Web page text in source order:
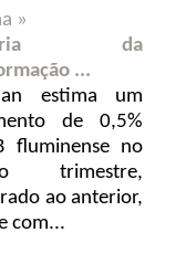
»
da
...
estima um
de 0,5%
fluminense no
trimestre,
ao anterior,
com...